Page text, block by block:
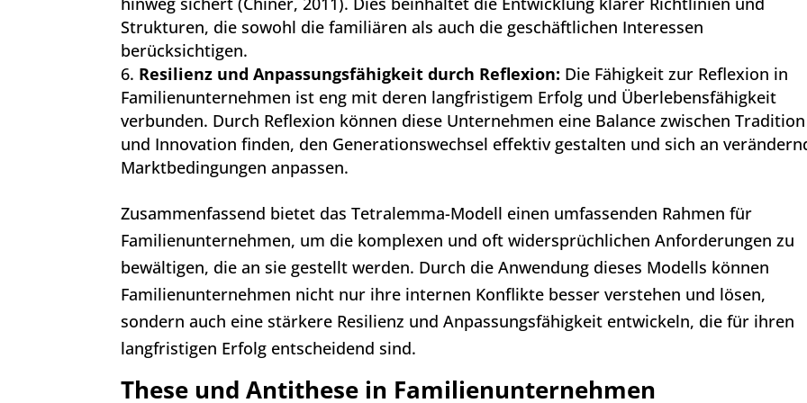
Strukturen, die sowohl die familiären als auch die geschäftlichen Interessen
berücksichtigen.
Resilienz und Anpassungsfähigkeit durch Reflexion: Die Fähigkeit zur Reflexion in
Familienunternehmen ist eng mit deren langfristigem Erfolg und Überlebensfähigkeit
verbunden. Durch Reflexion können diese Unternehmen eine Balance zwischen Tradition
und Innovation finden, den Generationswechsel effektiv gestalten und sich an
Marktbedingungen anpassen.
Zusammenfassend bietet das Tetralemma-Modell einen umfassenden Rahmen für
Familienunternehmen, um die komplexen und oft widersprüchlichen Anforderungen zu
bewältigen, die an sie gestellt werden. Durch die Anwendung dieses Modells können
Familienunternehmen nicht nur ihre internen Konflikte besser verstehen und lösen,
sondern auch eine stärkere Resilienz und Anpassungsfähigkeit entwickeln, die für ihren
langfristigen Erfolg entscheidend sind.
These und Antithese in Familienunternehmen